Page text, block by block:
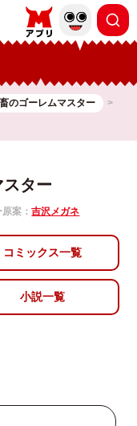
のゴーレムマスター
ター
原案：吉沢メガネ
コミックス一覧
小説一覧